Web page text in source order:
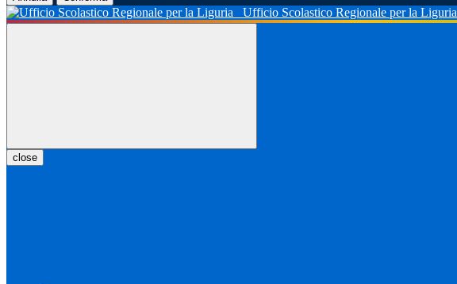
Ufficio Scolastico Regionale per la Liguria
close